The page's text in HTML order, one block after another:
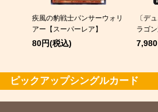
疾風の豹戦士パンサーウォリ
アー【スーパーレア】
80円(税込)
〔デ
ラゴ
ピックアップシングルカード